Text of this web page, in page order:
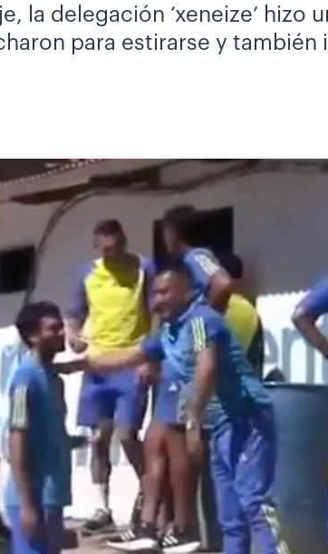
la delegación ‘xeneize’ hizo
para estirarse y también